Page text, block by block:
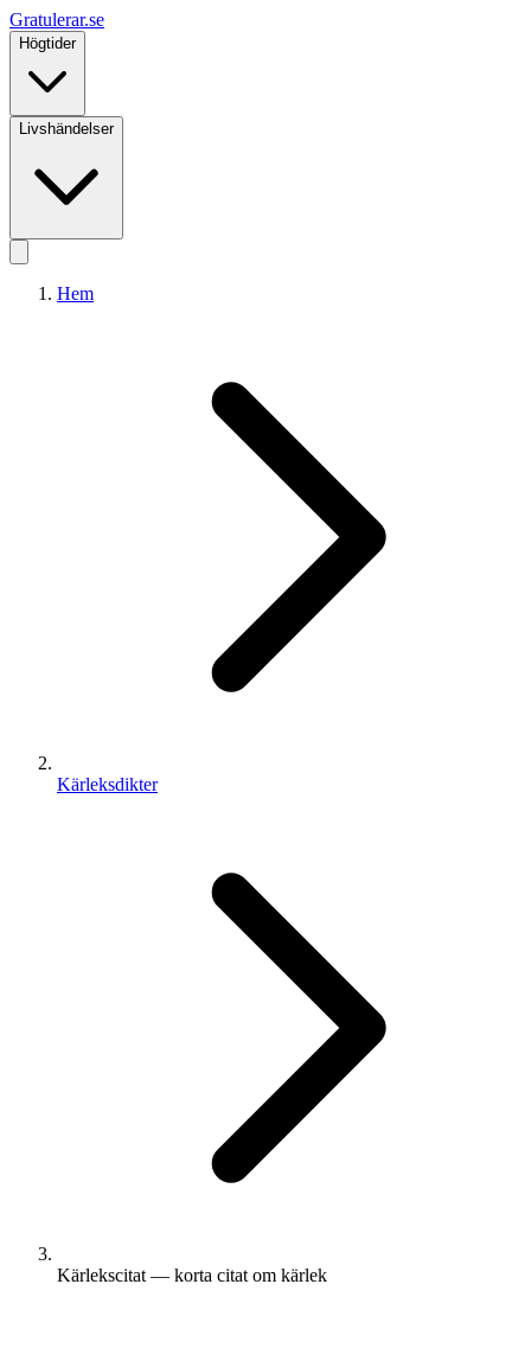
Gratulerar.se
Högtider
Livshändelser
Hem
Kärleksdikter
Kärlekscitat — korta citat om kärlek